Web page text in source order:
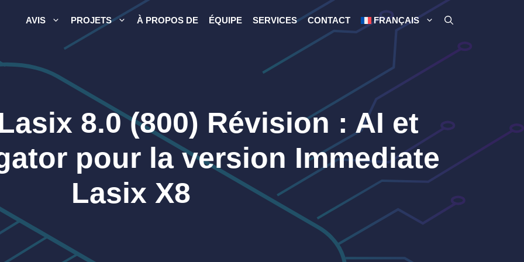
AVIS PROJETS À PROPOS DE ÉQUIPE SERVICES CONTACT FRANÇAIS
8.0 (800) Révision : AI et
pour la version Immediate
Lasix X8